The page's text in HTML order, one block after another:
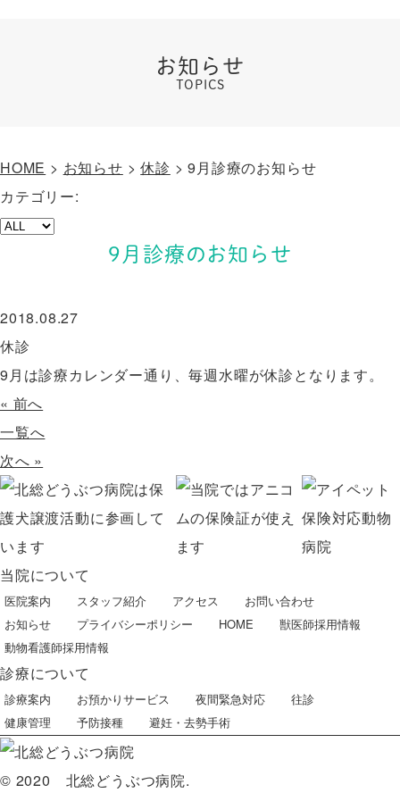
お知らせ
TOPICS
HOME > お知らせ >休診 >9月診療のお知らせ
カテゴリー:
9月診療のお知らせ
2018.08.27
休診
9月は診療カレンダー通り、毎週水曜が休診となります。
« 前へ
一覧へ
次へ »
当院について
医院案内 スタッフ紹介 アクセス
お問い合わせ
お知らせ
プライバシーポリシー HOME
獣医師採用情報
動物看護師採用情報
診療について
診療案内 お預かりサービス 夜間緊急対応
往診
健康管理
予防接種 避妊・去勢手術
© 2020 北総どうぶつ病院.